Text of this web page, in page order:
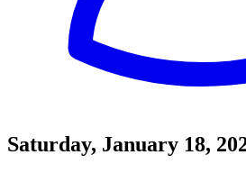
Saturday, January 18,